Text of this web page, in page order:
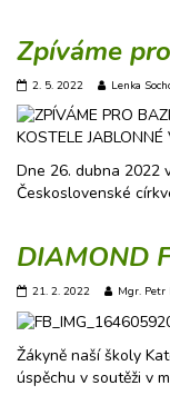
Zpíváme
2. 5. 2022 Lenka
Dne 26. dubna 2022
Československé
DIAMOND
21. 2. 2022 Mgr. Petr
Žákyně naší školy
úspěchu v soutěži v